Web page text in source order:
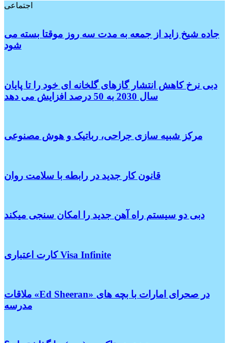
اجتماعی
جاده شیخ زاید از جمعه به مدت سه روز موقتا بسته می
شود
دبی نرخ کاهش انتشار گازهای گلخانه ای خود را تا پایان
سال 2030 به 50 درصد افزایش می دهد
مرکز شبیه سازی جراحی، رباتیک و هوش مصنوعی
قانون کار جدید در رابطه با سلامت روان
دبی دو سیستم راه آهن جدید را امکان سنجی میکند
کارت اعتباری Visa Infinite
ملاقات «Ed Sheeran» در صحرای امارات با بچه های
مدرسه